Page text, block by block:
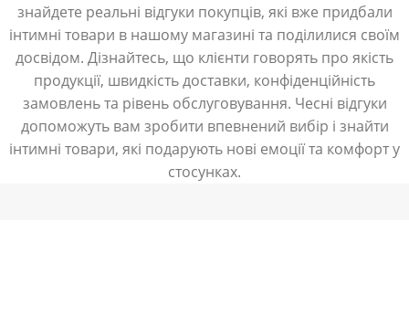
знайдете реальні відгуки покупців, які вже придбали
інтимні товари в нашому магазині та поділилися своїм
досвідом. Дізнайтесь, що клієнти говорять про якість
продукції, швидкість доставки, конфіденційність
замовлень та рівень обслуговування. Чесні відгуки
допоможуть вам зробити впевнений вибір і знайти
інтимні товари, які подарують нові емоції та комфорт у
стосунках.